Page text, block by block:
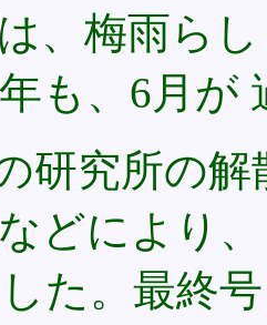
、梅雨ら
も、6月が
研究所の
どにより
た。最終